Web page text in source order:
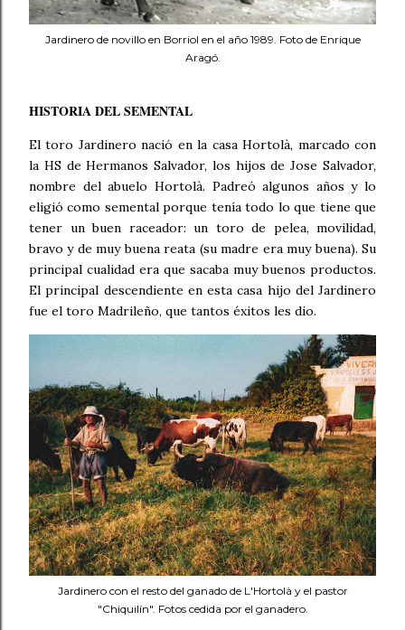
Jardinero de novillo en Borriol en el año 1989. Foto de Enrique
Aragó.
HISTORIA DEL SEMENTAL
El toro Jardinero nació en la casa Hortolà, marcado con
la HS de Hermanos Salvador, los hijos de Jose Salvador,
nombre del abuelo Hortolà. Padreó algunos años y lo
eligió como semental porque tenía todo lo que tiene que
tener un buen raceador: un toro de pelea, movilidad,
bravo y de muy buena reata (su madre era muy buena). Su
principal cualidad era que sacaba muy buenos productos.
El principal descendiente en esta casa hijo del Jardinero
fue el toro Madrileño, que tantos éxitos les dio.
Jardinero con el resto del ganado de L'Hortolà y el pastor
"Chiquilín". Fotos cedida por el ganadero.